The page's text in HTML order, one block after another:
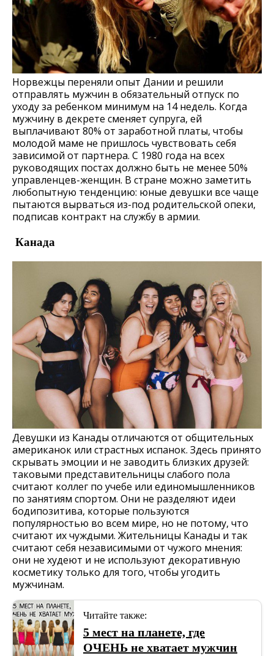
Норвежцы переняли опыт Дании и решили
отправлять мужчин в обязательный отпуск по
уходу за ребенком минимум на 14 недель. Когда
мужчину в декрете сменяет супруга, ей
выплачивают 80% от заработной платы, чтобы
молодой маме не пришлось чувствовать себя
зависимой от партнера. С 1980 года на всех
руководящих постах должно быть не менее 50%
управленцев-женщин. В стране можно заметить
любопытную тенденцию: юные девушки все чаще
пытаются вырваться из-под родительской опеки,
подписав контракт на службу в армии.
Канада
Девушки из Канады отличаются от общительных
американок или страстных испанок. Здесь принято
скрывать эмоции и не заводить близких друзей:
таковыми представительницы слабого пола
считают коллег по учебе или единомышленников
по занятиям спортом. Они не разделяют идеи
бодипозитива, которые пользуются
популярностью во всем мире, но не потому, что
считают их чуждыми. Жительницы Канады и так
считают себя независимыми от чужого мнения:
они не худеют и не используют декоративную
косметику только для того, чтобы угодить
мужчинам.
Читайте также:
5 мест на планете, где
ОЧЕНЬ не хватает мужчин